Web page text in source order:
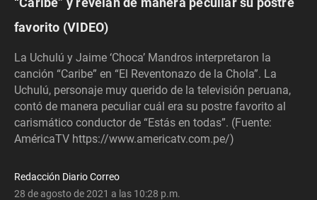
minutes,
6
favorito (VIDEO)
La Uchulú y Jaime ‘Choca’ Mandros interpretaron la
canción “Caribe” en “El Reventonazo de la Chola”. La
Uchulú, personaje muy querido de la televisión peruana,
contó de manera peculiar cuál era su postre favorito al
carismático conductor de “Estás en todas”. (Fuente:
AméricaTV https://www.americatv.com.pe/)
Redacción Diario Correo
28 de agosto de 2021 a las 10:28 p.m.